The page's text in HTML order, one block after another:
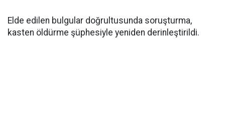
Elde edilen bulgular doğrultusunda soruşturma,
kasten öldürme şüphesiyle yeniden derinleştirildi.